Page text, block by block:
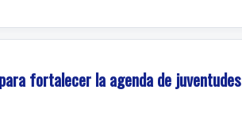
fortalecer la agenda de juventudes